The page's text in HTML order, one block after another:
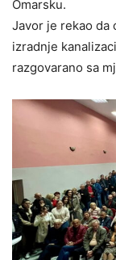
Omarsku.
Javor je rekao da
izradnje
razgovarano sa